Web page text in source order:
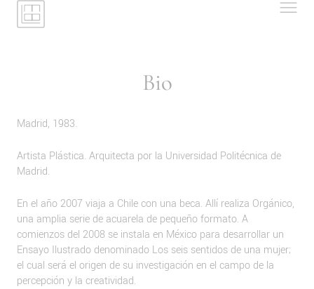
Bio
Madrid, 1983.
Artista Plástica. Arquitecta por la Universidad Politécnica de
Madrid.
En el año 2007 viaja a Chile con una beca. Allí realiza Orgánico,
una amplia serie de acuarela de pequeño formato. A
comienzos del 2008 se instala en México para desarrollar un
Ensayo Ilustrado denominado Los seis sentidos de una mujer;
el cual será el origen de su investigación en el campo de la
percepción y la creatividad.